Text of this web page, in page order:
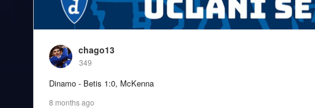
chago13
349
Dinamo - Betis 1:0, McKenna
8 months ago